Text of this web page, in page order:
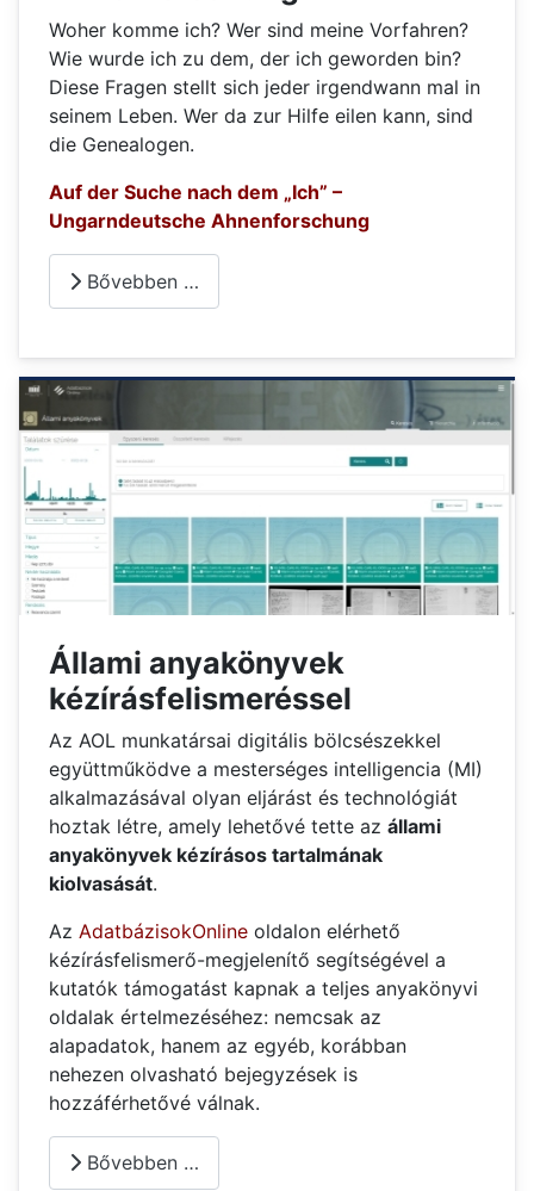
Woher komme ich? Wer sind meine Vorfahren?
Wie wurde ich zu dem, der ich geworden bin?
Diese Fragen stellt sich jeder irgendwann mal in
seinem Leben. Wer da zur Hilfe eilen kann, sind
die Genealogen.
Auf der Suche nach dem „Ich” –
Ungarndeutsche Ahnenforschung
Bővebben …
Állami anyakönyvek
kézírásfelismeréssel
Az AOL munkatársai digitális bölcsészekkel
együttműködve a mesterséges intelligencia (MI)
alkalmazásával olyan eljárást és technológiát
hoztak létre, amely lehetővé tette az állami
anyakönyvek kézírásos tartalmának
kiolvasását.
Az AdatbázisokOnline oldalon elérhető
kézírásfelismerő-megjelenítő segítségével a
kutatók támogatást kapnak a teljes anyakönyvi
oldalak értelmezéséhez: nemcsak az
alapadatok, hanem az egyéb, korábban
nehezen olvasható bejegyzések is
hozzáférhetővé válnak.
Bővebben …